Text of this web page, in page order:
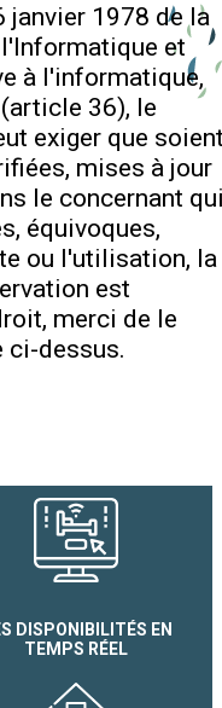
janvier 1978 de la
et
à l'informatique,
36), le
exiger que
mises à jour
le concernant
équivoques,
ou l'utilisation, la
est
merci de le
ci-dessus.
DISPONIBILITÉS EN
TEMPS RÉEL